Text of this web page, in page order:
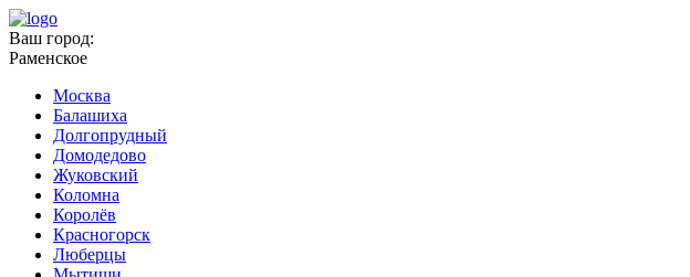
Ваш город:
Раменское
Москва
Балашиха
Долгопрудный
Домодедово
Жуковский
Коломна
Королёв
Красногорск
Люберцы